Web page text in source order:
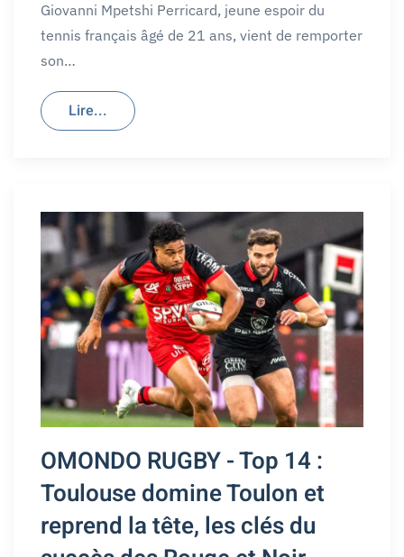
Giovanni Mpetshi Perricard, jeune espoir du
tennis français âgé de 21 ans, vient de remporter
son…
Lire...
OMONDO RUGBY - Top 14 :
Toulouse domine Toulon et
reprend la tête, les clés du